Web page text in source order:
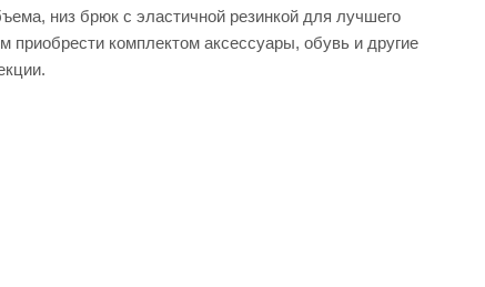
низ брюк с эластичной резинкой для лучшего
комплектом аксессуары, обувь и другие